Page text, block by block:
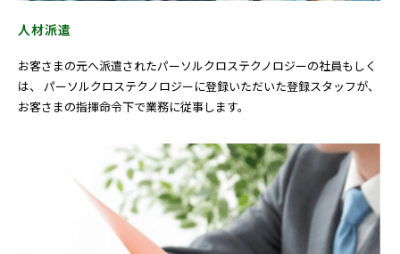
人材派遣
お客さまの元へ派遣されたパーソルクロステクノロジーの社員もしく
は、 パーソルクロステクノロジーに登録いただいた登録スタッフが、
お客さまの指揮命令下で業務に従事します。